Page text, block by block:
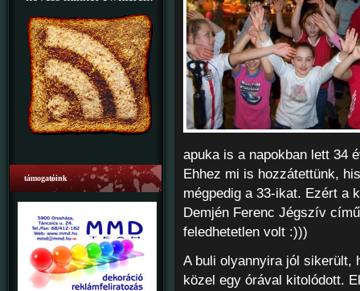
támogatóink
apuka is a napokban lett 34
Ehhez mi is hozzátettünk,
mégpedig a 33-ikat. Ezért a
Demjén Ferenc Jégszív
feledhetetlen volt :)))
A buli olyannyira jól sikerült,
közel egy órával kitolódott.